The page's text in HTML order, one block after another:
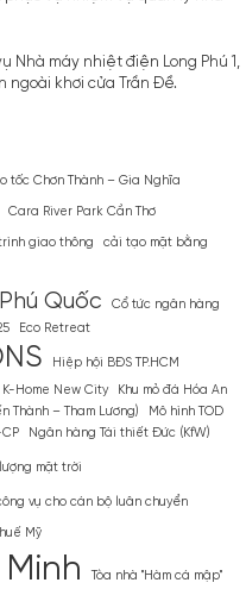
Nhà máy nhiệt điện Long Phú 1,
ngoài khơi cửa Trần Đề.
tốc Chơn Thành – Gia Nghĩa
Cara River Park Cần Thơ
giao thông cải tạo mặt bằng
Quốc
Cổ tức ngân hàng
Eco Retreat
Hiệp hội BĐS TP.HCM
K-Home New City
Khu mỏ đá Hóa An
Thành – Tham Lương)
Mô hình TOD
Ngân hàng Tái thiết Đức (KfW)
mặt trời
vụ cho cán bộ luân chuyển
Thuế Mỹ
Minh Tòa nhà ''Hàm cá mập''